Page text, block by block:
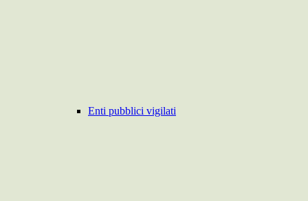
Enti pubblici vigilati